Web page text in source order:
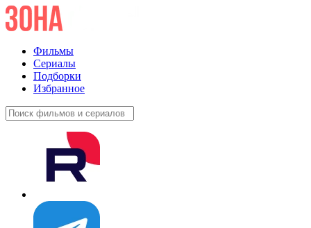
Фильмы
Сериалы
Подборки
Избранное